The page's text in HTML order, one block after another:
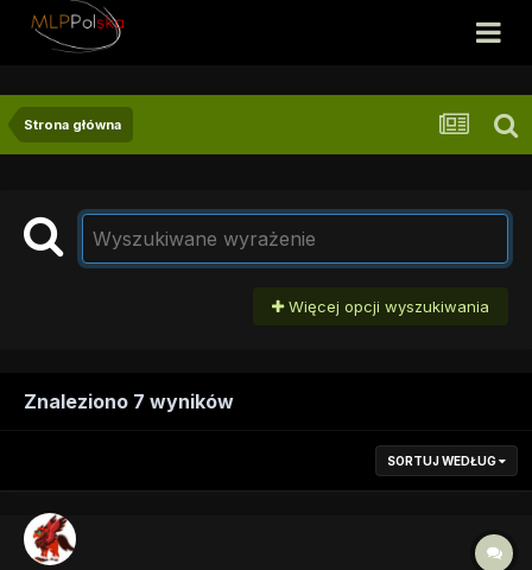
Strona główna
Więcej opcji wyszukiwania
Znaleziono 7 wyników
SORTUJ WEDŁUG